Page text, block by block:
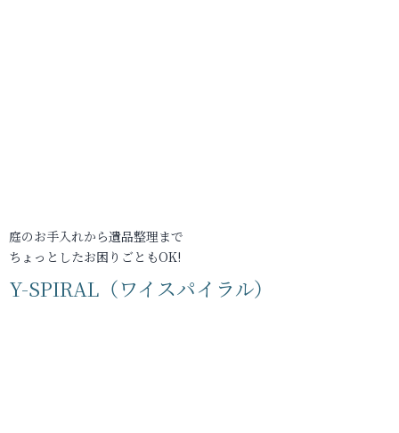
庭のお手入れから遺品整理まで
ちょっとしたお困りごともOK!
Y-SPIRAL（ワイスパイラル）